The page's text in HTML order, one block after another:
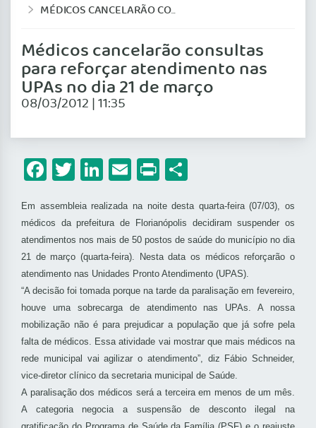
MÉDICOS CANCELARÃO CONSULTAS PARA REFORÇAR ATENDIMENTO NAS UPAS NO DIA 21 DE MARÇO
Médicos cancelarão consultas
para reforçar atendimento nas
UPAs no dia 21 de março
08/03/2012 | 11:35
Facebook
Twitter
LinkedIn
Email
Print
Em assembleia realizada na noite desta quarta-feira (07/03), os
médicos da prefeitura de Florianópolis decidiram suspender os
atendimentos nos mais de 50 postos de saúde do município no dia
21 de março (quarta-feira). Nesta data os médicos reforçarão o
atendimento nas Unidades Pronto Atendimento (UPAS).
“A decisão foi tomada porque na tarde da paralisação em fevereiro,
houve uma sobrecarga de atendimento nas UPAs. A nossa
mobilização não é para prejudicar a população que já sofre pela
falta de médicos. Essa atividade vai mostrar que mais médicos na
rede municipal vai agilizar o atendimento”, diz Fábio Schneider,
vice-diretor clínico da secretaria municipal de Saúde.
A paralisação dos médicos será a terceira em menos de um mês.
A categoria negocia a suspensão de desconto ilegal na